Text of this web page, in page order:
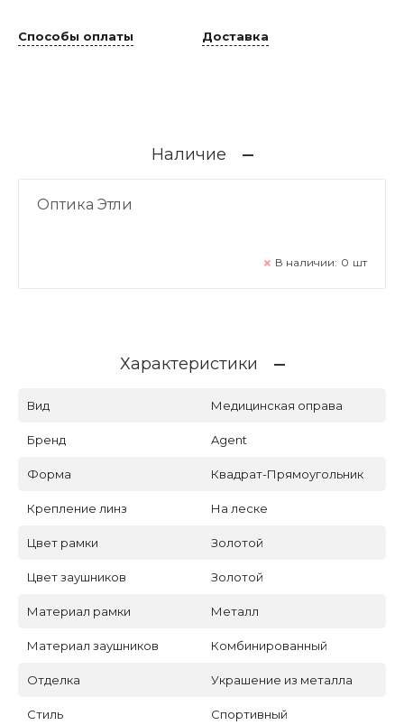
Способы оплаты Доставка
Наличие
Оптика Этли
В наличии: 0 шт
Характеристики
Вид Медицинская оправа
Бренд Agent
Форма Квадрат-Прямоугольник
Крепление линз На леске
Цвет рамки Золотой
Цвет заушников Золотой
Материал рамки Металл
Материал заушников Комбинированный
Отделка Украшение из металла
Стиль Спортивный